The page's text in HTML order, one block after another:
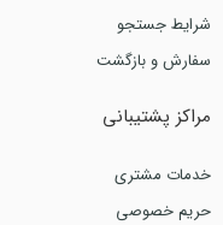
شرایط جستجو
سفارش و بازگشت
مراکز پشتیبانی
خدمات مشتری
حریم خصوصی